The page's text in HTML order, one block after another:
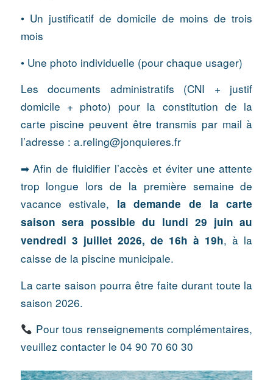
• Un justificatif de domicile de moins de trois
mois
• Une photo individuelle (pour chaque usager)
Les documents administratifs (CNI + justif
domicile + photo) pour la constitution de la
carte piscine peuvent être transmis par mail à
l’adresse : a.reling@jonquieres.fr
➡ Afin de fluidifier l’accès et éviter une attente
trop longue lors de la première semaine de
vacance estivale, la demande de la carte
saison sera possible du lundi 29 juin au
vendredi 3 juillet 2026, de 16h à 19h, à la
caisse de la piscine municipale.
La carte saison pourra être faite durant toute la
saison 2026.
Pour tous renseignements complémentaires,
veuillez contacter le 04 90 70 60 30